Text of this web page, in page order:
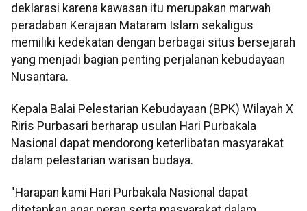
deklarasi karena kawasan itu merupakan marwah
peradaban Kerajaan Mataram Islam sekaligus
memiliki kedekatan dengan berbagai situs bersejarah
yang menjadi bagian penting perjalanan kebudayaan
Nusantara.
Kepala Balai Pelestarian Kebudayaan (BPK) Wilayah X
Riris Purbasari berharap usulan Hari Purbakala
Nasional dapat mendorong keterlibatan masyarakat
dalam pelestarian warisan budaya.
"Harapan kami Hari Purbakala Nasional dapat